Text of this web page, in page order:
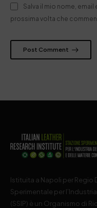
Salva il mio nome,
prossima volta che
Post Comment
Istituita a Napoli per Regio
Sperimentale per
(SSIP) è un Organismo di